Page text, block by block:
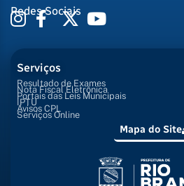
Redes Sociais
Serviços
Resultado de Exames
Nota Fiscal Eletrônica
Portais das Leis Municipais
IPTU
Avisos CPL
Serviços Online
Mapa do Site